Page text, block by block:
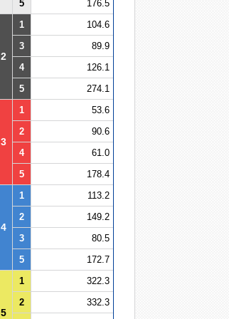
5
176.5
2
1
104.6
3
89.9
4
126.1
5
274.1
3
1
53.6
2
90.6
4
61.0
5
178.4
4
1
113.2
2
149.2
3
80.5
5
172.7
5
1
322.3
2
332.3